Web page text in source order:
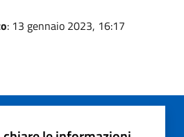
: 13 gennaio 2023, 16:17